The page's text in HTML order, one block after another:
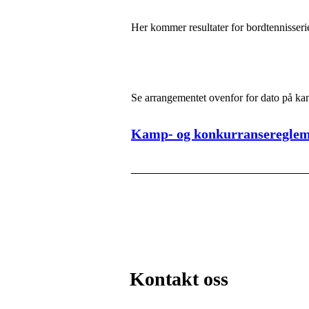
Her kommer resultater for
Se arrangementet ovenfor for dato på
Kamp- og
Kontakt oss